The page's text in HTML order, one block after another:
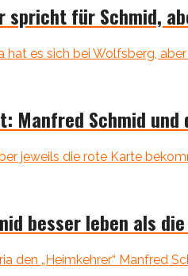
für Schmid,
es sich bei Wolfsberg,
Manfred Schmid und
jeweils die rote Karte
besser leben als
den „Heimkehrer“ Manfred